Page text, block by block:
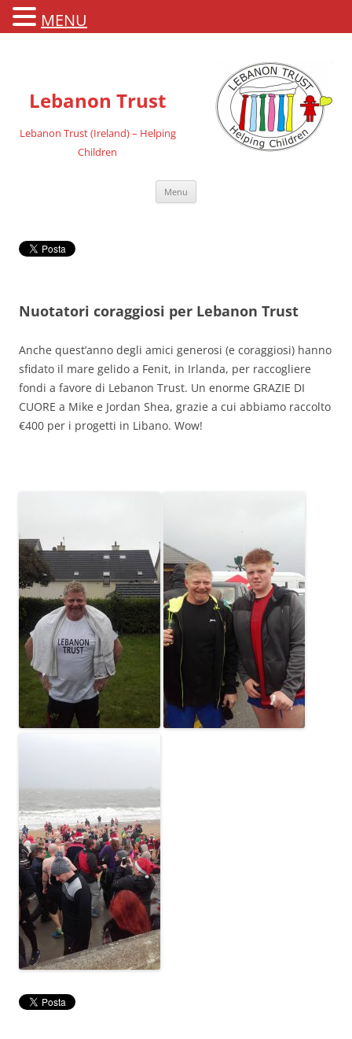
Lebanon Trust
Lebanon Trust (Ireland) – Helping
Children
Menu
Nuotatori coraggiosi per Lebanon Trust
Anche quest’anno degli amici generosi (e coraggiosi) hanno
sfidato il mare gelido a Fenit, in Irlanda, per raccogliere
fondi a favore di Lebanon Trust. Un enorme GRAZIE DI
CUORE a Mike e Jordan Shea, grazie a cui abbiamo raccolto
€400 per i progetti in Libano. Wow!
MENU